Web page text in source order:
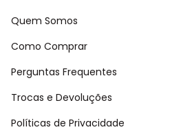
Quem Somos
Como Comprar
Perguntas Frequentes
Trocas e Devoluções
Políticas de Privacidade